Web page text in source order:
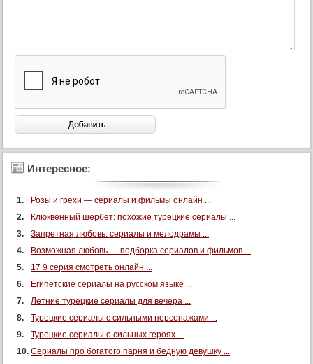
50 серия
51 серия
52 серия
53 серия
55 серия
56 серия
60 серия
61 серия
62 серия
63 серия
Интересное:
Розы и грехи — сериалы и фильмы онлайн ...
Клюквенный шербет: похожие турецкие сериалы ...
Запретная любовь: сериалы и мелодрамы ...
Возможная любовь — подборка сериалов и фильмов ...
17 9 серия смотреть онлайн ...
Египетские сериалы на русском языке ...
Летние турецкие сериалы для вечера ...
Турецкие сериалы с сильными персонажами ...
Турецкие сериалы о сильных героях ...
Сериалы про богатого парня и бедную девушку ...